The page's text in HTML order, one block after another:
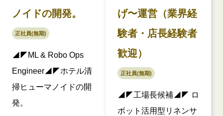
ノイドの開発。
正社員(無期)
◢◤ML & Robo Ops
Engineer◢◤ホテル清
掃ヒューマノイドの開
発。
げ〜運営（業界経
験者・店長経験者
歓迎）
正社員(無期)
◢◤工場長候補◢◤ ロ
ボット活用型リネンサ